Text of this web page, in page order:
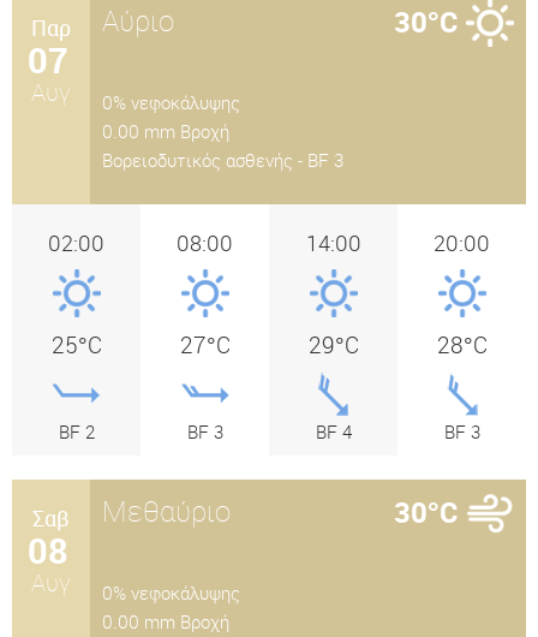
Παρ
07
Αυγ
Αύριο 30°C
0% νεφοκάλυψης
0.00 mm Βροχή
Βορειοδυτικός ασθενής - BF 3
02:00
25°C
BF 2
08:00
27°C
BF 3
14:00
29°C
BF 4
20:00
28°C
BF 3
Σαβ
08
Αυγ
Μεθαύριο 30°C
0% νεφοκάλυψης
0.00 mm Βροχή